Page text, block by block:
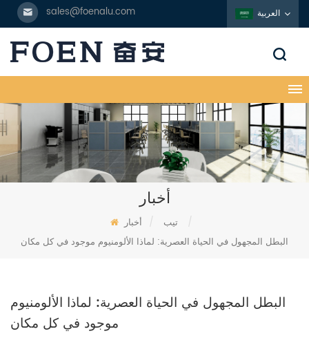
sales@foenalu.com العربية
أخبار
تيب / أخبار
/
البطل المجهول في الحياة العصرية: لماذا الألومنيوم موجود في كل مكان
البطل المجهول في الحياة العصرية: لماذا الألومنيوم
موجود في كل مكان